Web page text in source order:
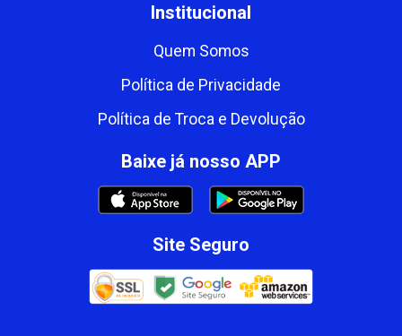
Institucional
Quem Somos
Política de Privacidade
Política de Troca e Devolução
Baixe já nosso APP
Site Seguro